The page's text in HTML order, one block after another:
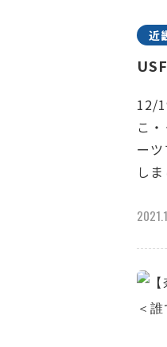
近
12/
こ
ー
しま